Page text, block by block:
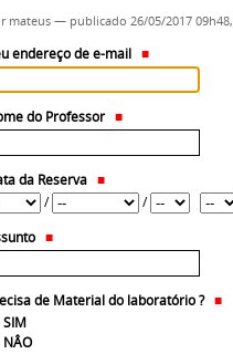
mateus — publicado 26/05/2017 09h48,
endereço de e-mail
do Professor
da Reserva
/ /
de Material do laboratório ?
SIM
NÂO